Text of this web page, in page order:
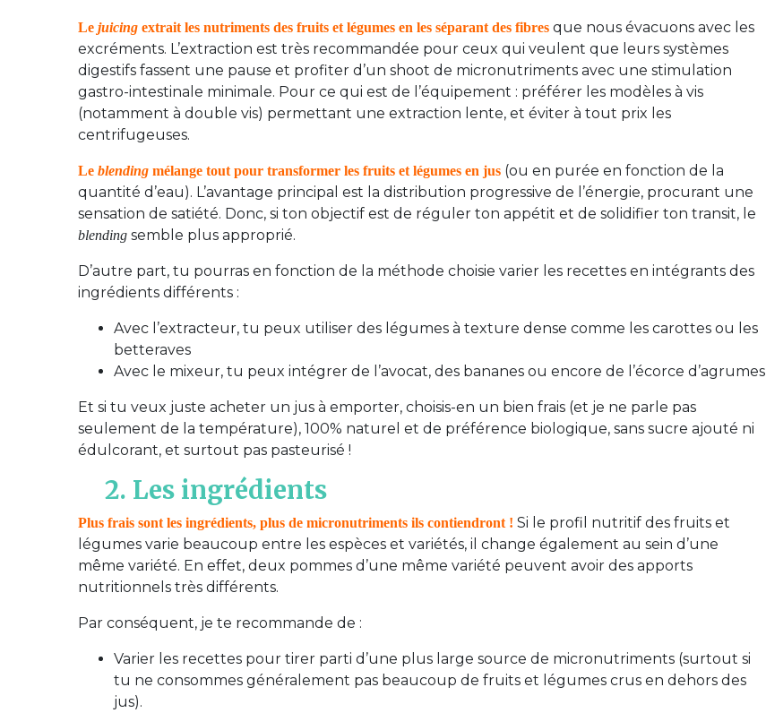
Le juicing extrait les nutriments des fruits et légumes en les séparant des fibres que nous évacuons avec les
excréments. L’extraction est très recommandée pour ceux qui veulent que leurs systèmes
digestifs fassent une pause et profiter d’un shoot de micronutriments avec une stimulation
gastro-intestinale minimale. Pour ce qui est de l’équipement : préférer les modèles à vis
(notamment à double vis) permettant une extraction lente, et éviter à tout prix les
centrifugeuses.
Le blending mélange tout pour transformer les fruits et légumes en jus (ou en purée en fonction de la
quantité d’eau). L’avantage principal est la distribution progressive de l’énergie, procurant une
sensation de satiété. Donc, si ton objectif est de réguler ton appétit et de solidifier ton transit, le
blending semble plus approprié.
D’autre part, tu pourras en fonction de la méthode choisie varier les recettes en intégrants des
ingrédients différents :
Avec l’extracteur, tu peux utiliser des légumes à texture dense comme les carottes ou les
betteraves
Avec le mixeur, tu peux intégrer de l’avocat, des bananes ou encore de l’écorce d’agrumes
Et si tu veux juste acheter un jus à emporter, choisis-en un bien frais (et je ne parle pas
seulement de la température), 100% naturel et de préférence biologique, sans sucre ajouté ni
édulcorant, et surtout pas pasteurisé !
2. Les ingrédients
Plus frais sont les ingrédients, plus de micronutriments ils contiendront ! Si le profil nutritif des fruits et
légumes varie beaucoup entre les espèces et variétés, il change également au sein d’une
même variété. En effet, deux pommes d’une même variété peuvent avoir des apports
nutritionnels très différents.
Par conséquent, je te recommande de :
Varier les recettes pour tirer parti d’une plus large source de micronutriments (surtout si
tu ne consommes généralement pas beaucoup de fruits et légumes crus en dehors des
jus).